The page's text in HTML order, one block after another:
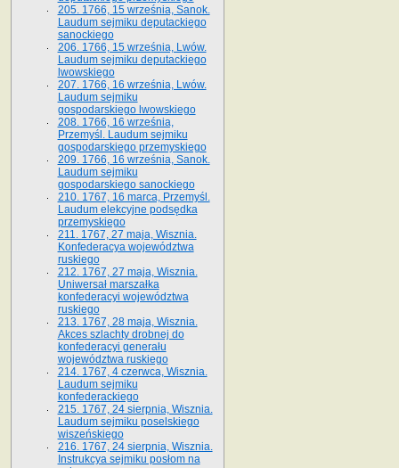
205. 1766, 15 września, Sanok.
Laudum sejmiku deputackiego
sanockiego
206. 1766, 15 września, Lwów.
Laudum sejmiku deputackiego
lwowskiego
207. 1766, 16 września, Lwów.
Laudum sejmiku
gospodarskiego lwowskiego
208. 1766, 16 września,
Przemyśl. Laudum sejmiku
gospodarskiego przemyskiego
209. 1766, 16 września, Sanok.
Laudum sejmiku
gospodarskiego sanockiego
210. 1767, 16 marca, Przemyśl.
Laudum elekcyjne podsędka
przemyskiego
211. 1767, 27 maja, Wisznia.
Konfederacya województwa
ruskiego
212. 1767, 27 maja, Wisznia.
Uniwersał marszałka
konfederacyi województwa
ruskiego
213. 1767, 28 maja, Wisznia.
Akces szlachty drobnej do
konfederacyi generału
województwa ruskiego
214. 1767, 4 czerwca, Wisznia.
Laudum sejmiku
konfederackiego
215. 1767, 24 sierpnia, Wisznia.
Laudum sejmiku poselskiego
wiszeńskiego
216. 1767, 24 sierpnia, Wisznia.
Instrukcya sejmiku posłom na